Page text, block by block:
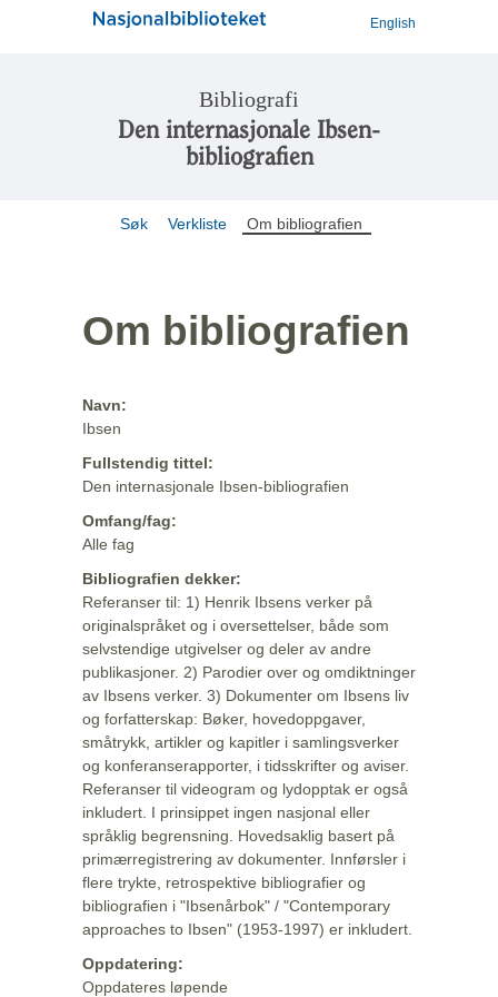
English
Bibliografi
Den internasjonale Ibsen-
bibliografien
Søk Verkliste Om bibliografien
Om bibliografien
Navn:
Ibsen
Fullstendig tittel:
Den internasjonale Ibsen-bibliografien
Omfang/fag:
Alle fag
Bibliografien dekker:
Referanser til: 1) Henrik Ibsens verker på
originalspråket og i oversettelser, både som
selvstendige utgivelser og deler av andre
publikasjoner. 2) Parodier over og omdiktninger
av Ibsens verker. 3) Dokumenter om Ibsens liv
og forfatterskap: Bøker, hovedoppgaver,
småtrykk, artikler og kapitler i samlingsverker
og konferanserapporter, i tidsskrifter og aviser.
Referanser til videogram og lydopptak er også
inkludert. I prinsippet ingen nasjonal eller
språklig begrensning. Hovedsaklig basert på
primærregistrering av dokumenter. Innførsler i
flere trykte, retrospektive bibliografier og
bibliografien i "Ibsenårbok" / "Contemporary
approaches to Ibsen" (1953-1997) er inkludert.
Oppdatering:
Oppdateres løpende